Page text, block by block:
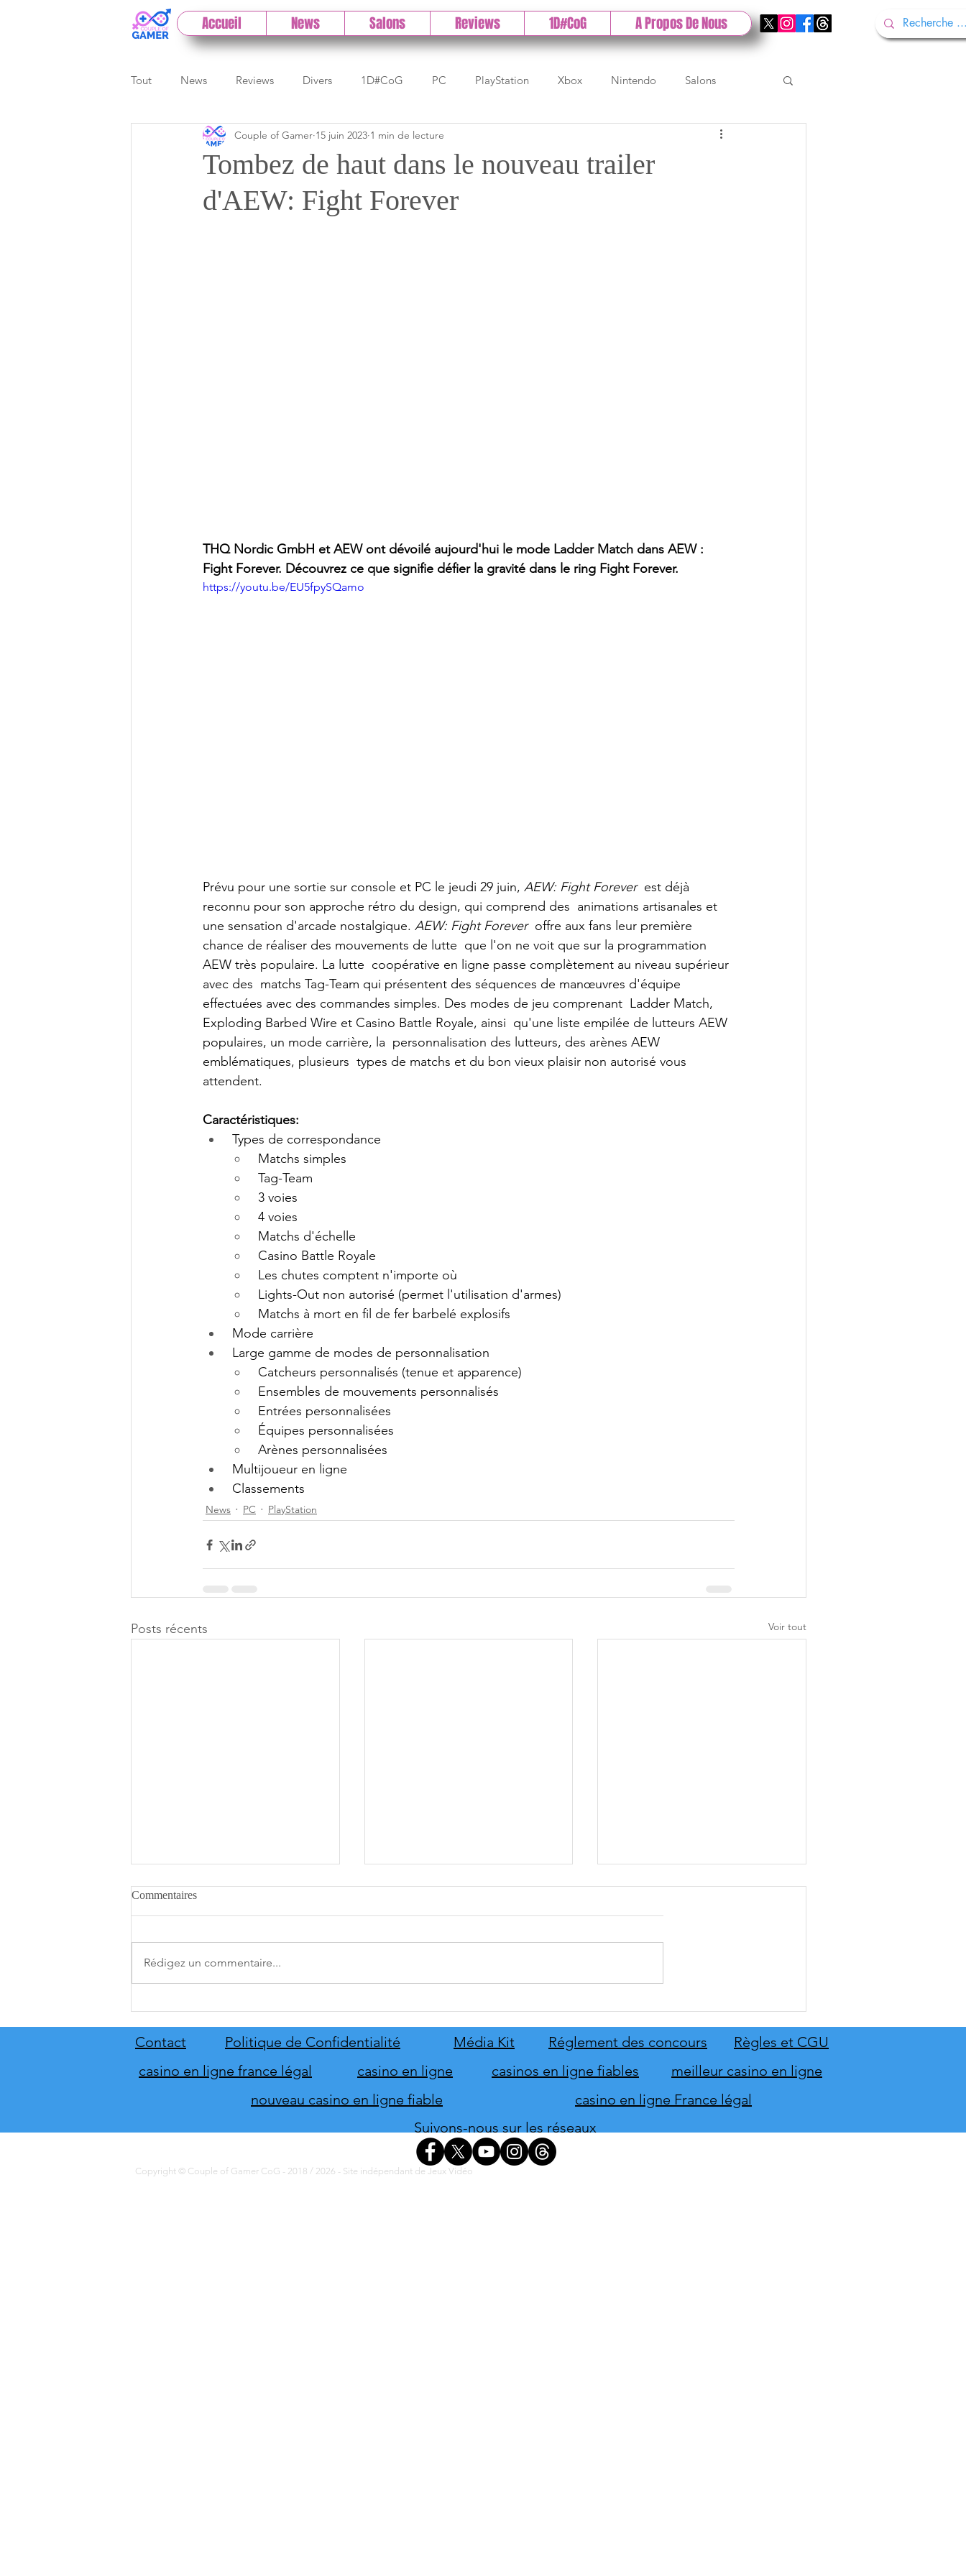
Accueil News Salons Reviews 1D#CoG A Propos De Nous
Tout News Reviews Divers 1D#CoG PC PlayStation Xbox Nintendo Salons
Previews Cloud Test indé DLC Gamescom
Paris Games Week Early Access Test 1DCoG
Tombez de haut dans le nouveau trailer
d'AEW: Fight Forever
Couple of Gamer 15 juin 2023 1 min de lecture
THQ Nordic GmbH et AEW ont dévoilé aujourd'hui le mode Ladder Match dans AEW :
Fight Forever. Découvrez ce que signifie défier la gravité dans le ring Fight Forever.
https://youtu.be/EU5fpySQamo
Prévu pour une sortie sur console et PC le jeudi 29 juin, AEW: Fight Forever
  est déjà
reconnu pour son approche rétro du design, qui comprend des  animations artisanales et
une sensation d'arcade nostalgique. AEW: Fight Forever
  offre aux fans leur première
chance de réaliser des mouvements de lutte  que l'on ne voit que sur la programmation
AEW très populaire. La lutte  coopérative en ligne passe complètement au niveau supérieur
avec des  matchs Tag-Team qui présentent des séquences de manœuvres d'équipe
effectuées avec des commandes simples. Des modes de jeu comprenant  Ladder Match,
Exploding Barbed Wire et Casino Battle Royale, ainsi  qu'une liste empilée de lutteurs AEW
populaires, un mode carrière, la  personnalisation des lutteurs, des arènes AEW
emblématiques, plusieurs  types de matchs et du bon vieux plaisir non autorisé vous
attendent.
Caractéristiques:
Types de correspondance
Matchs simples
Tag-Team
3 voies
4 voies
Matchs d'échelle
Casino Battle Royale
Les chutes comptent n'importe où
Lights-Out non autorisé (permet l'utilisation d'armes)
Matchs à mort en fil de fer barbelé explosifs
Mode carrière
Large gamme de modes de personnalisation
Catcheurs personnalisés (tenue et apparence)
Ensembles de mouvements personnalisés
Entrées personnalisées
Équipes personnalisées
Arènes personnalisées
Multijoueur en ligne
Classements
News PC PlayStation
Posts récents Voir tout
du direct de THQ Nordic
lancement
novembre
Commentaires
Rédigez un commentaire...
Contact Politique de Confidentialité Média Kit Règles et CGU
Réglement des concours
casino en ligne france légal
meilleur casino en ligne
casino en ligne
casinos en ligne fiables
nouveau casino en ligne fiable
casino en ligne France légal
Suivons-nous sur les réseaux
Copyright © Couple of Gamer CoG - 2018 / 2026 - Site indépendant de Jeux Vidéo